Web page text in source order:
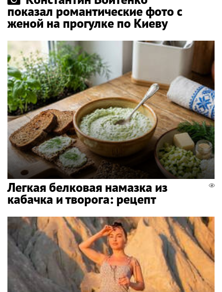
показал романтические фото с
женой на прогулке по Киеву
Легкая белковая намазка из
кабачка и творога: рецепт